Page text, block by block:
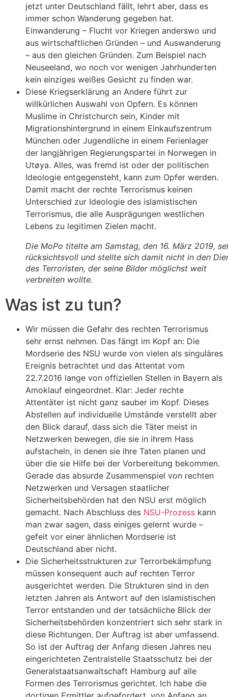
jetzt unter Deutschland fällt, lehrt aber, dass es
immer schon Wanderung gegeben hat.
Einwanderung – Flucht vor Kriegen anderswo und
aus wirtschaftlichen Gründen – und Auswanderung
– aus den gleichen Gründen. Zum Beispiel nach
Neuseeland, wo noch vor wenigen Jahrhunderten
kein einziges weißes Gesicht zu finden war.
Diese Kriegserklärung an Andere führt zur
willkürlichen Auswahl von Opfern. Es können
Muslime in Christchurch sein, Kinder mit
Migrationshintergrund in einem Einkaufszentrum
München oder Jugendliche in einem Ferienlager
der langjährigen Regierungspartei in Norwegen in
Utøya. Alles, was fremd ist oder der politischen
Ideologie entgegensteht, kann zum Opfer werden.
Damit macht der rechte Terrorismus keinen
Unterschied zur Ideologie des islamistischen
Terrorismus, die alle Ausprägungen westlichen
Lebens zu legitimen Zielen macht.
Die MoPo titelte am Samstag, den 16. März 2019,
rücksichtsvoll und stellte sich damit nicht in den
des Terroristen, der seine Bilder möglichst weit
verbreiten wollte.
Was ist zu tun?
Wir müssen die Gefahr des rechten Terrorismus
sehr ernst nehmen. Das fängt im Kopf an: Die
Mordserie des NSU wurde von vielen als singuläres
Ereignis betrachtet und das Attentat vom
22.7.2016 lange von offiziellen Stellen in Bayern als
Amoklauf eingeordnet. Klar: Jeder rechte
Attentäter ist nicht ganz sauber im Kopf. Dieses
Abstellen auf individuelle Umstände verstellt aber
den Blick darauf, dass sich die Täter meist in
Netzwerken bewegen, die sie in ihrem Hass
aufstacheln, in denen sie ihre Taten planen und
über die sie Hilfe bei der Vorbereitung bekommen.
Gerade das absurde Zusammenspiel von rechten
Netzwerken und Versagen staatlicher
Sicherheitsbehörden hat den NSU erst möglich
gemacht. Nach Abschluss des NSU-Prozess kann
man zwar sagen, dass einiges gelernt wurde –
gefeit vor einer ähnlichen Mordserie ist
Deutschland aber nicht.
Die Sicherheitsstrukturen zur Terrorbekämpfung
müssen konsequent auch auf rechten Terror
ausgerichtet werden. Die Strukturen sind in den
letzten Jahren als Antwort auf den islamistischen
Terror entstanden und der tatsächliche Blick der
Sicherheitsbehörden konzentriert sich sehr stark in
diese Richtungen. Der Auftrag ist aber umfassend.
So ist der Auftrag der Anfang diesen Jahres neu
eingerichteten Zentralstelle Staatsschutz bei der
Generalstaatsanwaltschaft Hamburg auf alle
Formen des Terrorismus gerichtet. Ich habe die